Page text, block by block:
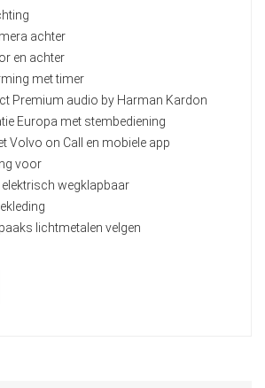
achter
en achter
met timer
Premium audio by Harman Kardon
Europa met stembediening
Volvo on Call en mobiele app
voor
wegklapbaar
lichtmetalen velgen